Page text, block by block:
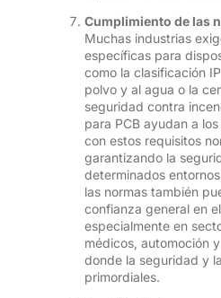
Cumplimiento de las
Muchas industrias
específicas para
como la clasificación
polvo y al agua o la
seguridad contra
para PCB ayudan a
con estos requisitos
garantizando la
determinados
las normas también
confianza general en
especialmente en
médicos, automoción
donde la seguridad y
primordiales.